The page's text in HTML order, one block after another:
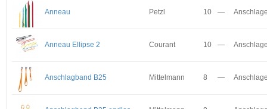
Anneau Petzl 10 —
Anneau Ellipse 2 Courant 10 —
Anschlagband B25 Mittelmann 8 —